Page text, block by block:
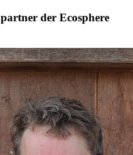
der Ecosphere